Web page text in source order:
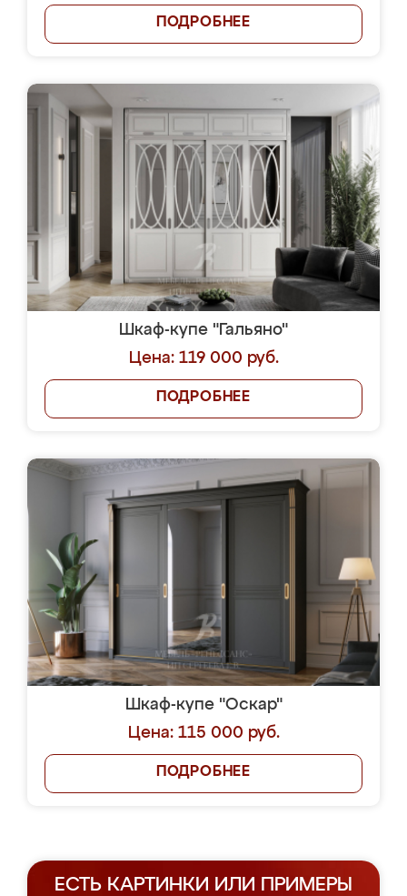
ПОДРОБНЕЕ
Шкаф-купе "Гальяно"
Цена: 119 000 руб.
ПОДРОБНЕЕ
Шкаф-купе "Оскар"
Цена: 115 000 руб.
ПОДРОБНЕЕ
ЕСТЬ КАРТИНКИ ИЛИ ПРИМЕРЫ